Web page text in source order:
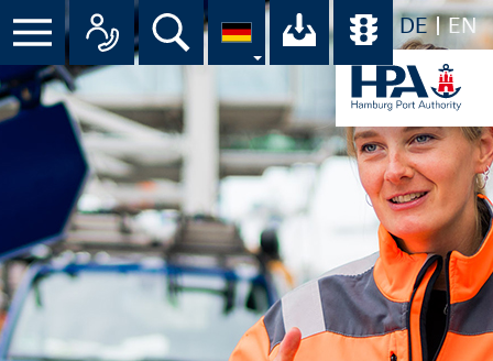
DE EN
Suche Ihr Download-